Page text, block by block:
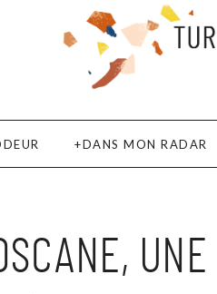
DANS MON RADAR